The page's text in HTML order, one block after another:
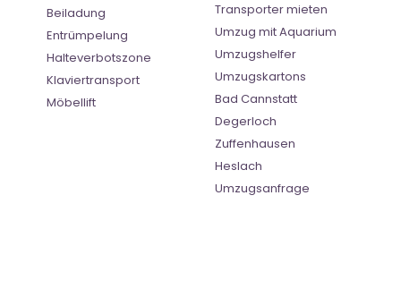
Beiladung
Entrümpelung
Halteverbotszone
Klaviertransport
Möbellift
Transporter mieten
Umzug mit Aquarium
Umzugshelfer
Umzugskartons
Bad Cannstatt
Degerloch
Zuffenhausen
Heslach
Umzugsanfrage